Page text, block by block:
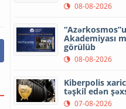
08-08-2026
Akademiyası
görülüb
08-08-2026
Kiberpolis
təşkil edən
07-08-2026